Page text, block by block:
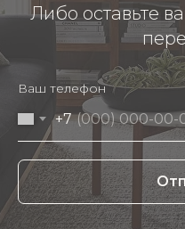
Либо оставьте
Ваш телефон
+7